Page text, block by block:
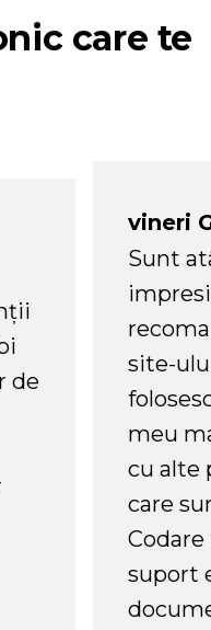
care te
de
vineri
Sunt
site-
meu
cu alte
care
suport